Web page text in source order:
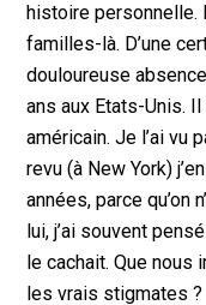
histoire personnelle.
familles-là. D’une
douloureuse
ans aux Etats-Unis.
américain. Je l’ai vu
revu (à New York)
années, parce qu’on
lui, j’ai souvent
le cachait. Que nous
les vrais stigmates ?